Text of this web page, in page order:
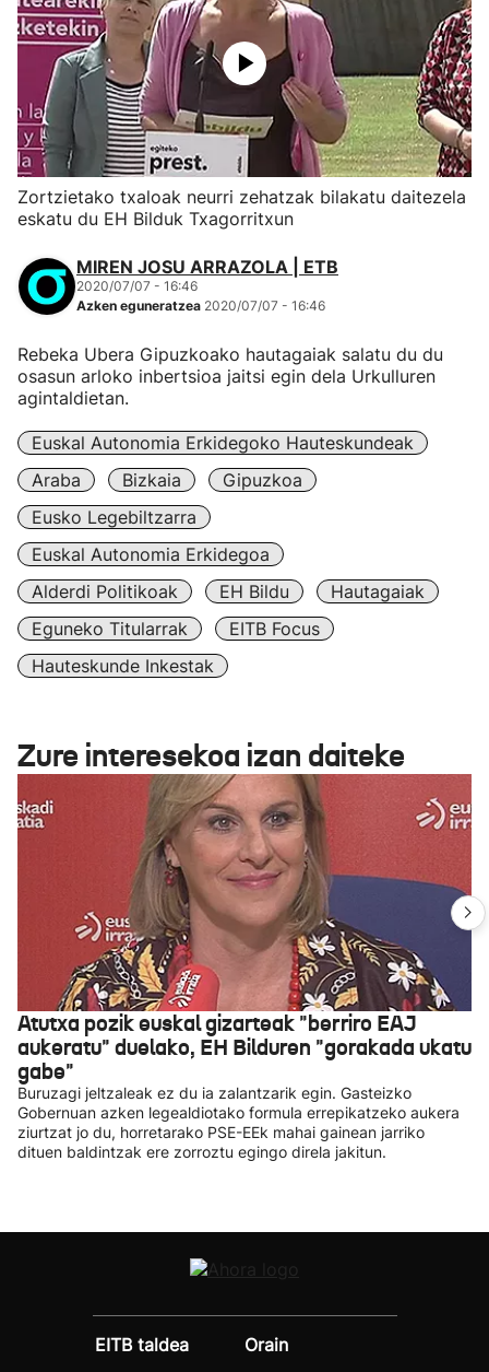
Zortzietako txaloak neurri zehatzak bilakatu daitezela
eskatu du EH Bilduk Txagorritxun
MIREN JOSU ARRAZOLA | ETB
2020/07/07 - 16:46
Azken eguneratzea 2020/07/07 - 16:46
Rebeka Ubera Gipuzkoako hautagaiak salatu du du
osasun arloko inbertsioa jaitsi egin dela Urkulluren
agintaldietan.
Euskal Autonomia Erkidegoko Hauteskundeak
Araba
Bizkaia
Gipuzkoa
Eusko Legebiltzarra
Euskal Autonomia Erkidegoa
Alderdi Politikoak
EH Bildu
Hautagaiak
Eguneko Titularrak
EITB Focus
Hauteskunde Inkestak
Zure interesekoa izan daiteke
Atutxa pozik euskal gizarteak "berriro EAJ
aukeratu" duelako, EH Bilduren "gorakada ukatu
gabe"
Buruzagi jeltzaleak ez du ia zalantzarik egin. Gasteizko
Gobernuan azken legealdiotako formula errepikatzeko aukera
ziurtzat jo du, horretarako PSE-EEk mahai gainean jarriko
dituen baldintzak ere zorroztu egingo direla jakitun.
EITB taldea
Orain